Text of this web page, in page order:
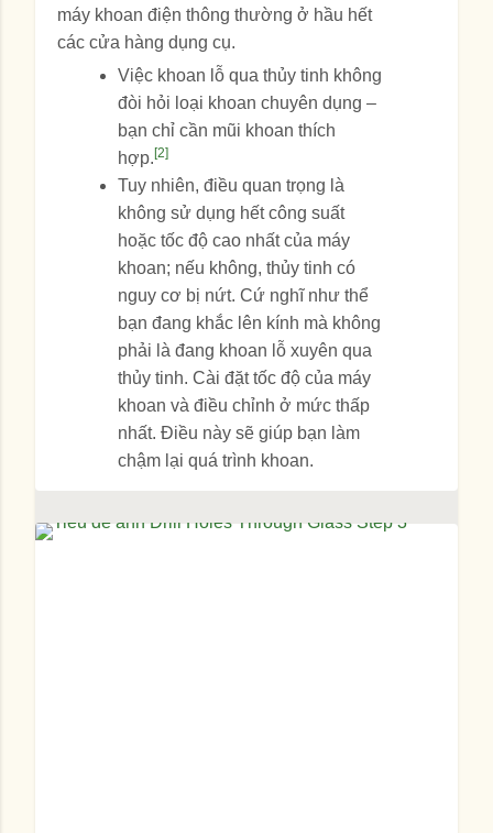
máy khoan điện thông thường ở hầu hết
các cửa hàng dụng cụ.
Việc khoan lỗ qua thủy tinh không
đòi hỏi loại khoan chuyên dụng –
bạn chỉ cần mũi khoan thích
hợp. [2]
Tuy nhiên, điều quan trọng là
không sử dụng hết công suất
hoặc tốc độ cao nhất của máy
khoan; nếu không, thủy tinh có
nguy cơ bị nứt. Cứ nghĩ như thể
bạn đang khắc lên kính mà không
phải là đang khoan lỗ xuyên qua
thủy tinh. Cài đặt tốc độ của máy
khoan và điều chỉnh ở mức thấp
nhất. Điều này sẽ giúp bạn làm
chậm lại quá trình khoan.